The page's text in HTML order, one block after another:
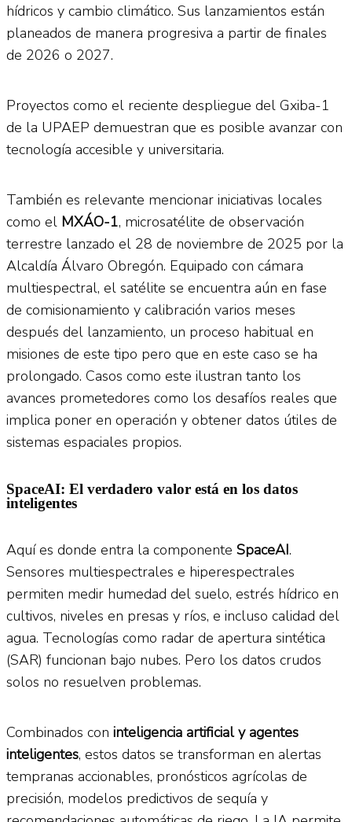
hídricos y cambio climático. Sus lanzamientos están
planeados de manera progresiva a partir de finales
de 2026 o 2027.
Proyectos como el reciente despliegue del Gxiba-1
de la UPAEP demuestran que es posible avanzar con
tecnología accesible y universitaria.
También es relevante mencionar iniciativas locales
como el MXÁO-1, microsatélite de observación
terrestre lanzado el 28 de noviembre de 2025 por la
Alcaldía Álvaro Obregón. Equipado con cámara
multiespectral, el satélite se encuentra aún en fase
de comisionamiento y calibración varios meses
después del lanzamiento, un proceso habitual en
misiones de este tipo pero que en este caso se ha
prolongado. Casos como este ilustran tanto los
avances prometedores como los desafíos reales que
implica poner en operación y obtener datos útiles de
sistemas espaciales propios.
SpaceAI: El verdadero valor está en los datos
inteligentes
Aquí es donde entra la componente SpaceAI.
Sensores multiespectrales e hiperespectrales
permiten medir humedad del suelo, estrés hídrico en
cultivos, niveles en presas y ríos, e incluso calidad del
agua. Tecnologías como radar de apertura sintética
(SAR) funcionan bajo nubes. Pero los datos crudos
solos no resuelven problemas.
Combinados con inteligencia artificial y agentes
inteligentes, estos datos se transforman en alertas
tempranas accionables, pronósticos agrícolas de
precisión, modelos predictivos de sequía y